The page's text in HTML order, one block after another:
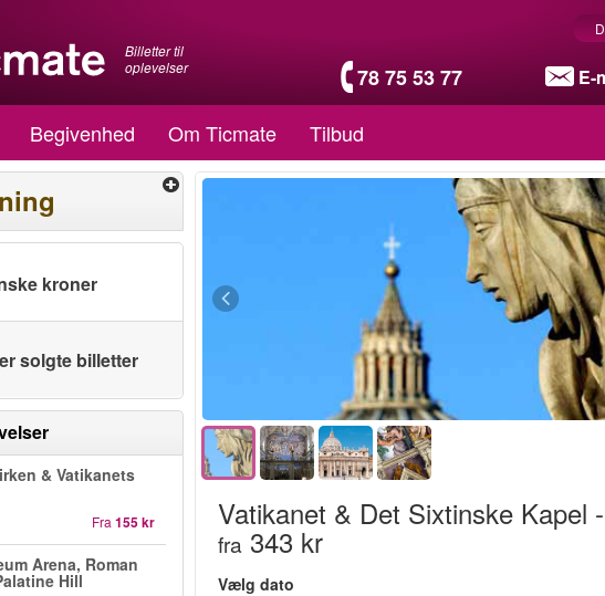
Billetter til
oplevelser
78 75 53 77 E-
Begivenhed Om Ticmate Tilbud
kroner
solgte billetter
& Vatikanets
Fra 155 kr
Arena, Roman
Hill
Vatikanet & Det Sixtinske Kapel
fra 343 kr
Vælg dato